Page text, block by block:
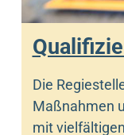
Die
Maßnahmen
mit